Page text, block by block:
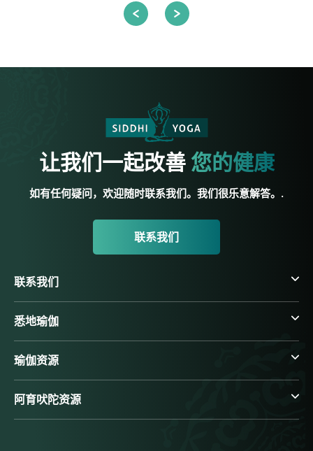
让我们一起改善 您的健康
如有任何疑问，欢迎随时联系我们。我们很乐意解答。.
联系我们
联系我们
悉地瑜伽
瑜伽资源
阿育吠陀资源